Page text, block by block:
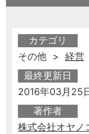
カテゴリ
その他 > 経営
最終更新日
2016年03月25
著作者
株式会社オヤノ